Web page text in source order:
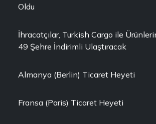
Oldu
İhracatçılar, Turkish Cargo ile
49 Şehre İndirimli Ulaştıracak
Almanya (Berlin) Ticaret Heyeti
Fransa (Paris) Ticaret Heyeti